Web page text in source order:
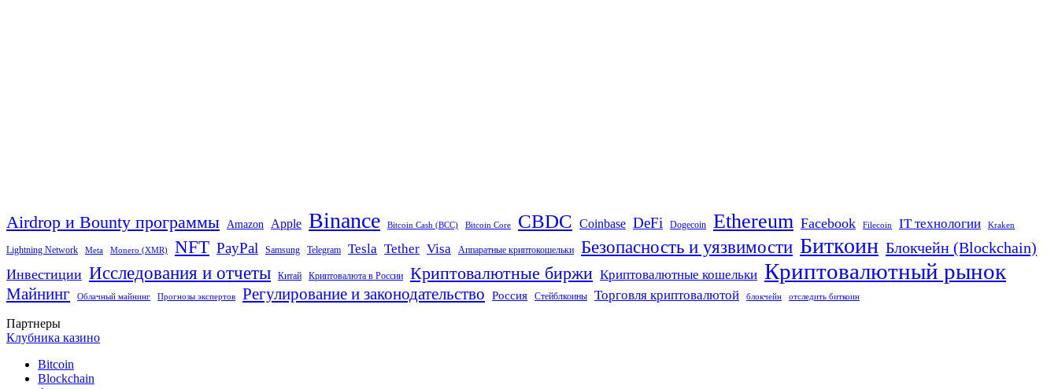
Airdrop и Bounty программы Amazon Apple Binance Bitcoin Cash (BCC) Bitcoin Core CBDC Coinbase DeFi Dogecoin Ethereum Facebook Filecoin IT технологии Kraken
Lightning Network Meta Monero (XMR) NFT PayPal Samsung Telegram Tesla Tether Visa Аппаратные криптокошельки Безопасность и уязвимости Биткоин Блокчейн (Blockchain)
Инвестиции Исследования и отчеты Китай Криптовалюта в России Криптовалютные биржи Криптовалютные кошельки Криптовалютный рынок
Майнинг Облачный майнинг Прогнозы экспертов Регулирование и законодательство Россия Стейблкоины Торговля криптовалютой блокчейн отследить биткоин
Партнеры
Клубника казино
Bitcoin
Blockchain